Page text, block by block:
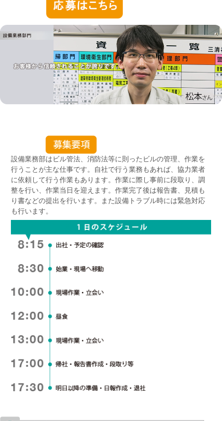
設備業務部はビル管法、消防法等に則ったビルの管理、作業を
行うことが主な仕事です。自社で行う業務もあれば、協力業者
に依頼して行う作業もあります。作業に際し事前に段取り、調
整を行い、作業当日を迎えます。作業完了後は報告書、見積も
り書などの提出を行います。また設備トラブル時には緊急対応
も行います。